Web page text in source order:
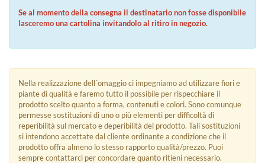
Se al momento della consegna il destinatario non fosse disponibile
lasceremo una cartolina invitandolo al ritiro in negozio.
Nella realizzazione dell´omaggio ci impegniamo ad utilizzare fiori e
piante di qualità e faremo tutto il possibile per rispecchiare il
prodotto scelto quanto a forma, contenuti e colori. Sono comunque
permesse sostituzioni di uno o più elementi per difficoltà di
reperibilità sul mercato e deperibilità del prodotto. Tali sostituzioni
si intendono accettate dal cliente ordinante a condizione che il
prodotto offra almeno lo stesso rapporto qualità/prezzo. Puoi
sempre contattarci per concordare quanto ritieni necessario.